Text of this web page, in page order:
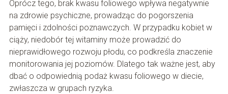
Oprócz tego, brak kwasu foliowego wpływa negatywnie
na zdrowie psychiczne, prowadząc do pogorszenia
pamięci i zdolności poznawczych. W przypadku kobiet w
ciąży, niedobór tej witaminy może prowadzić do
nieprawidłowego rozwoju płodu, co podkreśla znaczenie
monitorowania jej poziomów. Dlatego tak ważne jest, aby
dbać o odpowiednią podaż kwasu foliowego w diecie,
zwłaszcza w grupach ryzyka.